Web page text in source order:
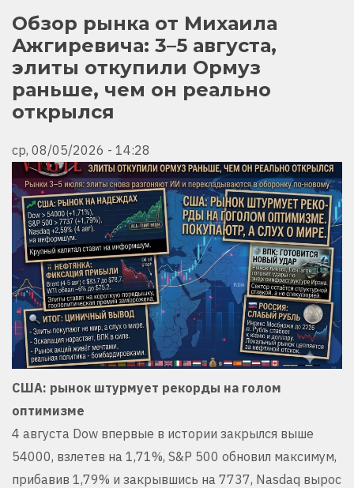
ЗА
5
АВГУСТА
2026!
Обзор рынка от Михаила
Ажгиревича: 3–5 августа,
элиты откупили Ормуз
раньше, чем он реально
открылся
ср, 08/05/2026 - 14:28
США: рынок штурмует рекорды на голом
оптимизме
4 августа Dow впервые в истории закрылся выше
54000, взлетев на 1,71%, S&P 500 обновил максимум,
прибавив 1,79% и закрывшись на 7737, Nasdaq вырос